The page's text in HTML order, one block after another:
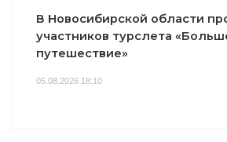
В Новосибирской области
участников турслета
путешествие»
05.08.2026 18:10